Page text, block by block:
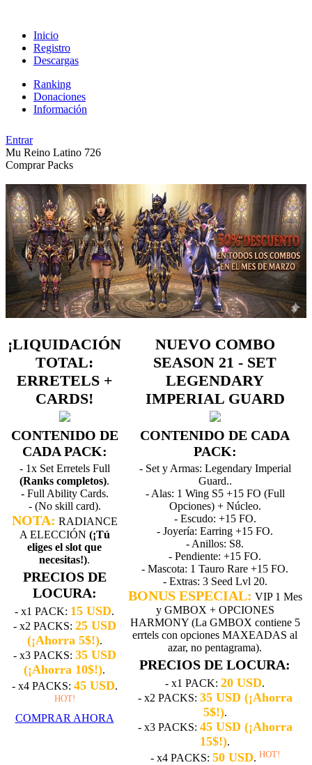
Inicio
Registro
Descargas
Ranking
Donaciones
Información
Entrar
Mu Reino Latino 726
Comprar Packs
¡LIQUIDACIÓN
TOTAL:
ERRETELS +
CARDS!
CONTENIDO DE
CADA PACK:
- 1x Set Erretels Full
(Ranks completos).
- Full Ability Cards.
- (No skill card).
NOTA: RADIANCE
A ELECCIÓN (¡Tú
eliges el slot que
necesitas!).
PRECIOS DE
LOCURA:
- x1 PACK: 15 USD.
- x2 PACKS: 25 USD
(¡Ahorra 5$!).
- x3 PACKS: 35 USD
(¡Ahorra 10$!).
- x4 PACKS: 45 USD.
HOT!
COMPRAR AHORA
NUEVO COMBO
SEASON 21 - SET
LEGENDARY
IMPERIAL GUARD
CONTENIDO DE CADA
PACK:
- Set y Armas: Legendary Imperial
Guard..
- Alas: 1 Wing S5 +15 FO (Full
Opciones) + Núcleo.
- Escudo: +15 FO.
- Joyería: Earring +15 FO.
- Anillos: S8.
- Pendiente: +15 FO.
- Mascota: 1 Tauro Rare +15 FO.
- Extras: 3 Seed Lvl 20.
BONUS ESPECIAL: VIP 1 Mes
y GMBOX + OPCIONES
HARMONY (La GMBOX contiene 5
errtels con opciones MAXEADAS al
azar, no pentagrama).
PRECIOS DE LOCURA:
- x1 PACK: 20 USD.
- x2 PACKS: 35 USD (¡Ahorra
5$!).
- x3 PACKS: 45 USD (¡Ahorra
15$!).
- x4 PACKS: 50 USD. HOT!